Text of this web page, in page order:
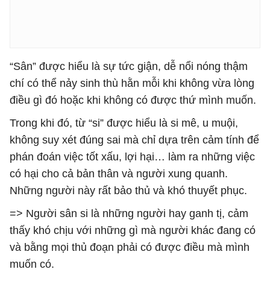
“Sân” được hiểu là sự tức giận, dễ nổi nóng thậm
chí có thể nảy sinh thù hằn mỗi khi không vừa lòng
điều gì đó hoặc khi không có được thứ mình muốn.
Trong khi đó, từ “si” được hiểu là si mê, u muội,
không suy xét đúng sai mà chỉ dựa trên cảm tính để
phán đoán việc tốt xấu, lợi hại… làm ra những việc
có hại cho cả bản thân và người xung quanh.
Những người này rất bảo thủ và khó thuyết phục.
=> Người sân si là những người hay ganh tị, cảm
thấy khó chịu với những gì mà người khác đang có
và bằng mọi thủ đoạn phải có được điều mà mình
muốn có.